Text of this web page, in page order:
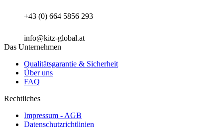
+43 (0) 664 5856 293
info@kitz-global.at
Das Unternehmen
Qualitätsgarantie & Sicherheit
Über uns
FAQ
Rechtliches
Impressum - AGB
Datenschutzrichtlinien